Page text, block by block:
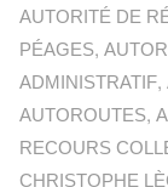
AUTORITÉ DE
PÉAGES,
ADMINISTRATIF,
AUTOROUTES,
RECOURS